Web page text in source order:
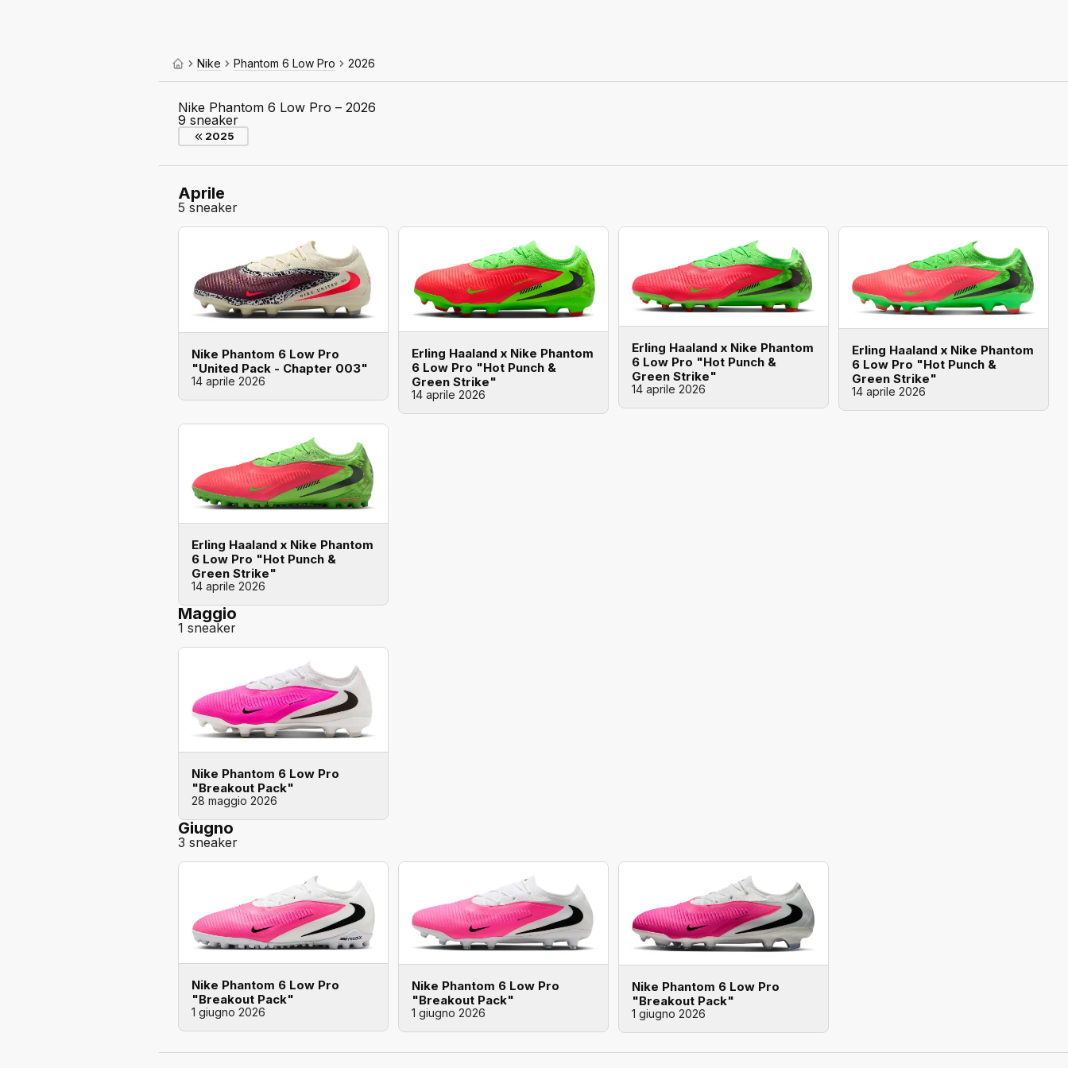
Nike Phantom 6 Low Pro 2026
Nike Phantom 6 Low Pro – 2026
9 sneaker
2025
Aprile
5 sneaker
Nike Phantom 6 Low Pro
"United Pack - Chapter 003"
14 aprile 2026
Erling Haaland x Nike Phantom
6 Low Pro "Hot Punch &
Green Strike"
14 aprile 2026
Erling Haaland x Nike Phantom
6 Low Pro "Hot Punch &
Green Strike"
14 aprile 2026
Erling Haaland x Nike Phantom
6 Low Pro "Hot Punch &
Green Strike"
14 aprile 2026
Erling Haaland x Nike Phantom
6 Low Pro "Hot Punch &
Green Strike"
14 aprile 2026
Maggio
1 sneaker
Nike Phantom 6 Low Pro
"Breakout Pack"
28 maggio 2026
Giugno
3 sneaker
Nike Phantom 6 Low Pro
"Breakout Pack"
1 giugno 2026
Nike Phantom 6 Low Pro
"Breakout Pack"
1 giugno 2026
Nike Phantom 6 Low Pro
"Breakout Pack"
1 giugno 2026